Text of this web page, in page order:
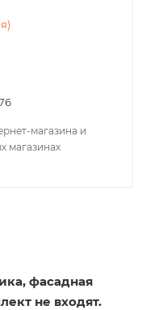
магазина и
магазинах
фасадная
не входят.